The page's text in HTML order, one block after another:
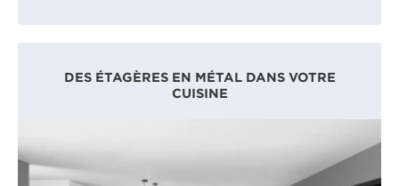
DES ÉTAGÈRES EN MÉTAL DANS VOTRE
CUISINE